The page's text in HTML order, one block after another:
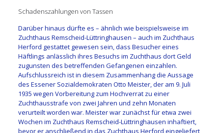
Schadenszahlungen von Tassen
Darüber hinaus dürfte es – ähnlich wie beispielsweise im
Zuchthaus Remscheid-Lüttringhausen – auch im Zuchthaus
Herford gestattet gewesen sein, dass Besucher eines
Häftlings anlässlich ihres Besuchs im Zuchthaus dort Geld
zugunsten des betreffenden Gefangenen einzahlen.
Aufschlussreich ist in diesem Zusammenhang die Aussage
des Essener Sozialdemokraten Otto Meister, der am 9. Juli
1935 wegen Vorbereitung zum Hochverrat zu einer
Zuchthausstrafe von zwei Jahren und zehn Monaten
verurteilt worden war. Meister war zunächst für etwa zwei
Wochen im Zuchthaus Remscheid-Lüttringhausen inhaftiert,
bevor er anschließend in das Zuchthaus Herford eingeliefert